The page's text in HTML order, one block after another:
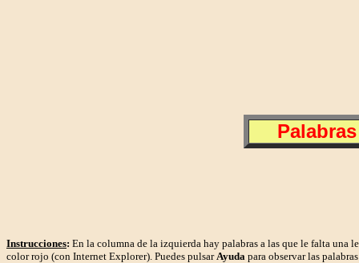
Instrucciones: En la columna de la izquierda hay palabras a las que le falta una
color rojo (con Internet Explorer). Puedes pulsarAyuda para observar las